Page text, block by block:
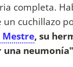
completa.
cuchillazo
Mestre, su
una